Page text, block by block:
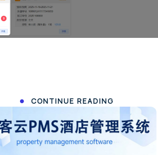
CONTINUE READING